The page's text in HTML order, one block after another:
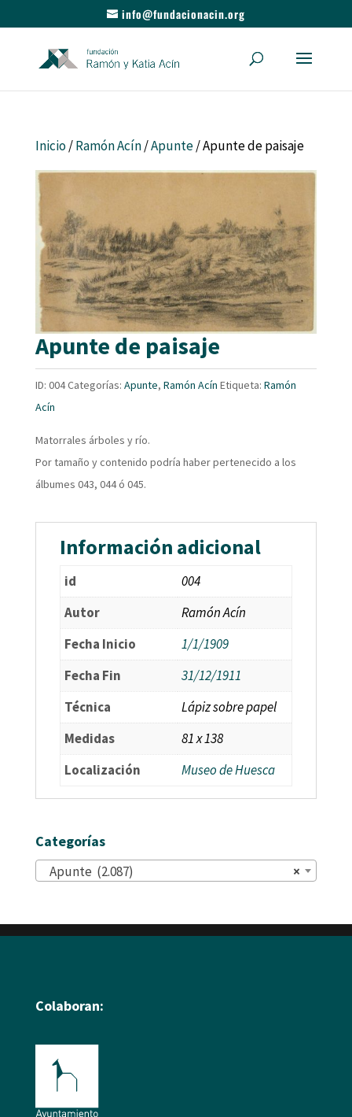
info@fundacionacin.org
Inicio/Ramón Acín/Apunte/ Apunte de paisaje
Apunte de paisaje
ID: 004Categorías: Apunte, Ramón Acín Etiqueta: Ramón
Acín
Matorrales árboles y río.
Por tamaño y contenido podría haber pertenecido a los
álbumes 043, 044 ó 045.
Información adicional
id
004
Autor
Ramón Acín
Fecha Inicio
1/1/1909
Fecha Fin
31/12/1911
Técnica
Lápiz sobre papel
Medidas
81 x 138
Localización
Museo de Huesca
Categorías
×
Apunte (2.087)
Colaboran: